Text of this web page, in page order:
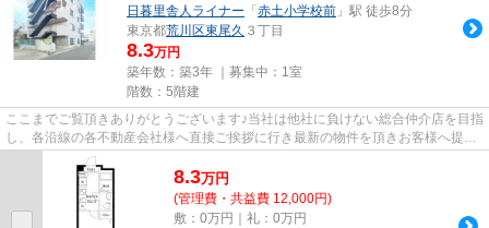
日暮里舎人ライナー 「 赤土小学校前 」駅 徒歩8分
東京都荒川区東尾久 ３丁目
8.3万円
築年数：築3年 ｜募集中： 1室
階数：5階建
ここまでご覧頂きありがとうございます♪当社は他社に負けない総合仲介店を目指
し、各沿線の各不動産会社様へ直接ご挨拶に行き最新の物件を頂きお客様へ提供
しております！最新の情報は...
8.3万円
(管理費・共益費 12,000円)
敷：0万円｜礼：0万円